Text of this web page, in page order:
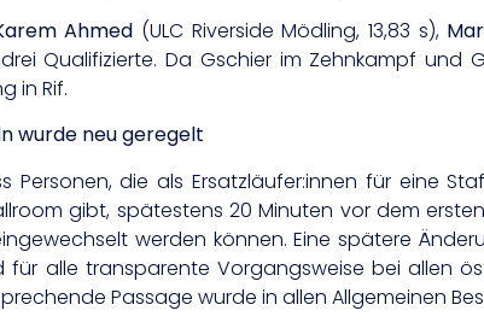
Ahmed (ULC Riverside Mödling, 13,83 s),
Qualifizierte. Da Gschier im Zehnkampf und
in Rif.
wurde neu geregelt
Personen, die als Ersatzläufer:innen für eine
gibt, spätestens 20 Minuten vor dem
werden können. Eine spätere
alle transparente Vorgangsweise bei allen
Passage wurde in allen Allgemeinen